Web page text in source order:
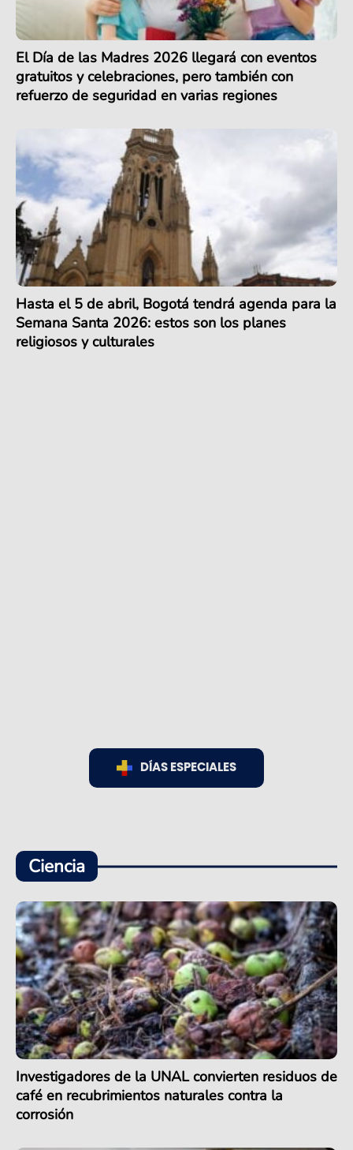
El Día de las Madres 2026 llegará con eventos
gratuitos y celebraciones, pero también con
refuerzo de seguridad en varias regiones
Hasta el 5 de abril, Bogotá tendrá agenda para la
Semana Santa 2026: estos son los planes
religiosos y culturales
DÍAS ESPECIALES
Ciencia
Investigadores de la UNAL convierten residuos de
café en recubrimientos naturales contra la
corrosión